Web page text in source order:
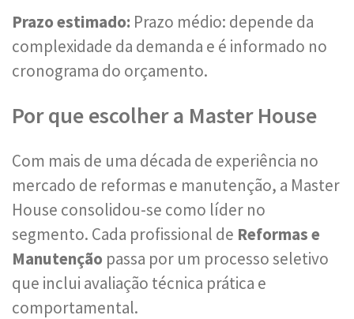
Prazo estimado: Prazo médio: depende da
complexidade da demanda e é informado no
cronograma do orçamento.
Por que escolher a Master House
Com mais de uma década de experiência no
mercado de reformas e manutenção, a Master
House consolidou-se como líder no
segmento. Cada profissional de Reformas e
Manutenção passa por um processo seletivo
que inclui avaliação técnica prática e
comportamental.